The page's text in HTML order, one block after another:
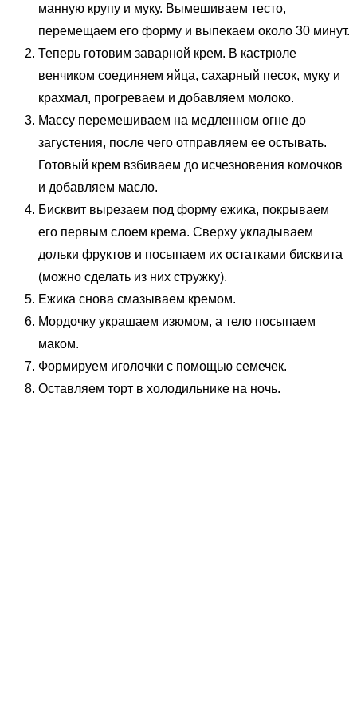
манную крупу и муку. Вымешиваем тесто,
перемещаем его форму и выпекаем около 30 минут.
Теперь готовим заварной крем. В кастрюле
венчиком соединяем яйца, сахарный песок, муку и
крахмал, прогреваем и добавляем молоко.
Массу перемешиваем на медленном огне до
загустения, после чего отправляем ее остывать.
Готовый крем взбиваем до исчезновения комочков
и добавляем масло.
Бисквит вырезаем под форму ежика, покрываем
его первым слоем крема. Сверху укладываем
дольки фруктов и посыпаем их остатками бисквита
(можно сделать из них стружку).
Ежика снова смазываем кремом.
Мордочку украшаем изюмом, а тело посыпаем
маком.
Формируем иголочки с помощью семечек.
Оставляем торт в холодильнике на ночь.